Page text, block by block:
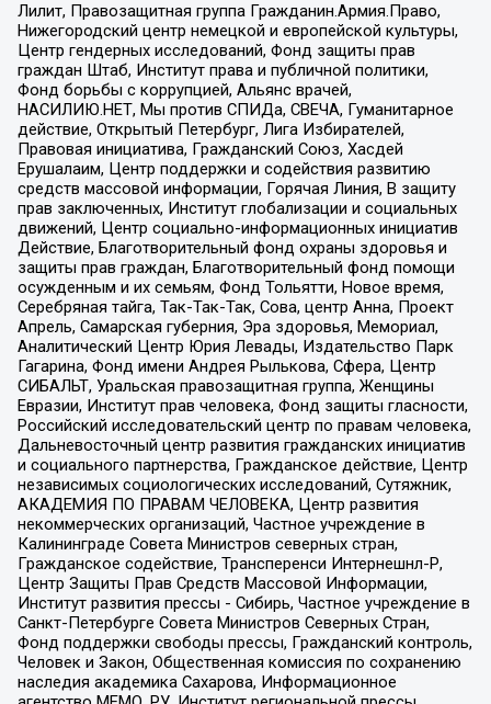
Лилит, Правозащитная группа Гражданин.Армия.Право,
Нижегородский центр немецкой и европейской культуры,
Центр гендерных исследований, Фонд защиты прав
граждан Штаб, Институт права и публичной политики,
Фонд борьбы с коррупцией, Альянс врачей,
НАСИЛИЮ.НЕТ, Мы против СПИДа, СВЕЧА, Гуманитарное
действие, Открытый Петербург, Лига Избирателей,
Правовая инициатива, Гражданский Союз, Хасдей
Ерушалаим, Центр поддержки и содействия развитию
средств массовой информации, Горячая Линия, В защиту
прав заключенных, Институт глобализации и социальных
движений, Центр социально-информационных инициатив
Действие, Благотворительный фонд охраны здоровья и
защиты прав граждан, Благотворительный фонд помощи
осужденным и их семьям, Фонд Тольятти, Новое время,
Серебряная тайга, Так-Так-Так, Сова, центр Анна, Проект
Апрель, Самарская губерния, Эра здоровья, Мемориал,
Аналитический Центр Юрия Левады, Издательство Парк
Гагарина, Фонд имени Андрея Рылькова, Сфера, Центр
СИБАЛЬТ, Уральская правозащитная группа, Женщины
Евразии, Институт прав человека, Фонд защиты гласности,
Российский исследовательский центр по правам человека,
Дальневосточный центр развития гражданских инициатив
и социального партнерства, Гражданское действие, Центр
независимых социологических исследований, Сутяжник,
АКАДЕМИЯ ПО ПРАВАМ ЧЕЛОВЕКА, Центр развития
некоммерческих организаций, Частное учреждение в
Калининграде Совета Министров северных стран,
Гражданское содействие, Трансперенси Интернешнл-Р,
Центр Защиты Прав Средств Массовой Информации,
Институт развития прессы - Сибирь, Частное учреждение в
Санкт-Петербурге Совета Министров Северных Стран,
Фонд поддержки свободы прессы, Гражданский контроль,
Человек и Закон, Общественная комиссия по сохранению
наследия академика Сахарова, Информационное